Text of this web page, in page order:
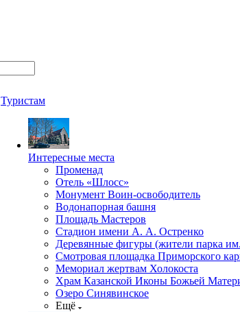
Туристам
Интересные места
Променад
Отель «Шлосс»
Монумент Воин-освободитель
Водонапорная башня
Площадь Мастеров
Стадион имени А. А. Остренко
Деревянные фигуры (жители парка
Смотровая площадка Приморского
Мемориал жертвам Холокоста
Храм Казанской Иконы Божьей
Озеро Синявинское
Ещё